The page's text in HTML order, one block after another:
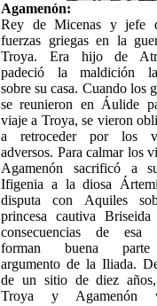
Agamenón:
Rey de Micenas y jefe
fuerzas griegas en la
Troya. Era hijo de
padeció la maldición
sobre su casa. Cuando los
se reunieron en Áulide
viaje a Troya, se vieron
a retroceder por los
adversos. Para calmar los
Agamenón sacrificó a
Ifigenia a la diosa
disputa con Aquiles
princesa cautiva
consecuencias de esa
forman buena
argumento de la Iliada.
de un sitio de diez
Troya y Agamenón